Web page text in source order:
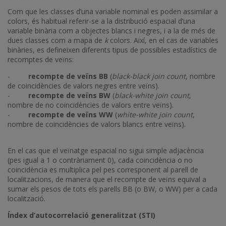
Com que les classes d’una variable nominal es poden assimilar a
colors, és habitual referir-se a la distribució espacial d’una
variable binària com a objectes blancs i negres, i a la de més de
dues classes com a mapa de kcolors. Així, en el cas de variables
binàries, es defineixen diferents tipus de possibles estadístics de
recomptes de veïns:
- recompte de veïns BB (black-black join count, nombre
de coincidències de valors negres entre veïns).
- recompte de veïns BW (black-white join count,
nombre de no coincidències de valors entre veïns).
- recompte de veïns WW (white-white join count,
nombre de coincidències de valors blancs entre veïns).
En el cas que el veïnatge espacial no sigui simple adjacència
(pes igual a 1 o contràriament 0), cada coincidència o no
coincidència es multiplica pel pes corresponent al parell de
localitzacions, de manera que el recompte de veïns equival a
sumar els pesos de tots els parells BB (o BW, o WW) per a cada
localització.
Índex d’autocorrelació generalitzat (STI)